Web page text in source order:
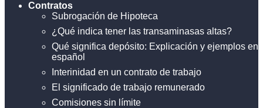
Contratos
Subrogación de Hipoteca
¿Qué indica tener las transaminasas altas?
Qué significa depósito: Explicación y ejemplos en
español
Interinidad en un contrato de trabajo
El significado de trabajo remunerado
Comisiones sin límite